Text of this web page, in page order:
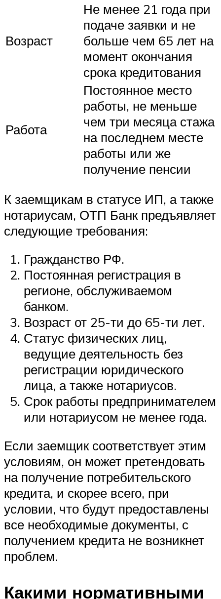
Возраст
Не менее 21 года при
подаче заявки и не
больше чем 65 лет на
момент окончания
срока кредитования
Работа
Постоянное место
работы, не меньше
чем три месяца стажа
на последнем месте
работы или же
получение пенсии
К заемщикам в статусе ИП, а также
нотариусам, ОТП Банк предъявляет
следующие требования:
Гражданство РФ.
Постоянная регистрация в
регионе, обслуживаемом
банком.
Возраст от 25-ти до 65-ти лет.
Статус физических лиц,
ведущие деятельность без
регистрации юридического
лица, а также нотариусов.
Срок работы предпринимателем
или нотариусом не менее года.
Если заемщик соответствует этим
условиям, он может претендовать
на получение потребительского
кредита, и скорее всего, при
условии, что будут предоставлены
все необходимые документы, с
получением кредита не возникнет
проблем.
Какими нормативными